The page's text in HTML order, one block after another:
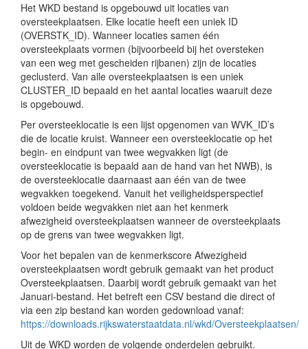
Het WKD bestand is opgebouwd uit locaties van
oversteekplaatsen. Elke locatie heeft een uniek ID
(OVERSTK_ID). Wanneer locaties samen één
oversteekplaats vormen (bijvoorbeeld bij het oversteken
van een weg met gescheiden rijbanen) zijn de locaties
geclusterd. Van alle oversteekplaatsen is een uniek
CLUSTER_ID bepaald en het aantal locaties waaruit deze
is opgebouwd.
Per oversteeklocatie is een lijst opgenomen van WVK_ID’s
die de locatie kruist. Wanneer een oversteeklocatie op het
begin- en eindpunt van twee wegvakken ligt (de
oversteeklocatie is bepaald aan de hand van het NWB), is
de oversteeklocatie daarnaast aan één van de twee
wegvakken toegekend. Vanuit het veiligheidsperspectief
voldoen beide wegvakken niet aan het kenmerk
afwezigheid oversteekplaatsen wanneer de oversteekplaats
op de grens van twee wegvakken ligt.
Voor het bepalen van de kenmerkscore Afwezigheid
oversteekplaatsen wordt gebruik gemaakt van het product
Oversteekplaatsen. Daarbij wordt gebruik gemaakt van het
Januari-bestand. Het betreft een CSV bestand die direct of
via een zip bestand kan worden gedownload vanaf:
https://downloads.rijkswaterstaatdata.nl/wkd/Oversteekplaatsen/
Uit de WKD worden de volgende onderdelen gebruikt.